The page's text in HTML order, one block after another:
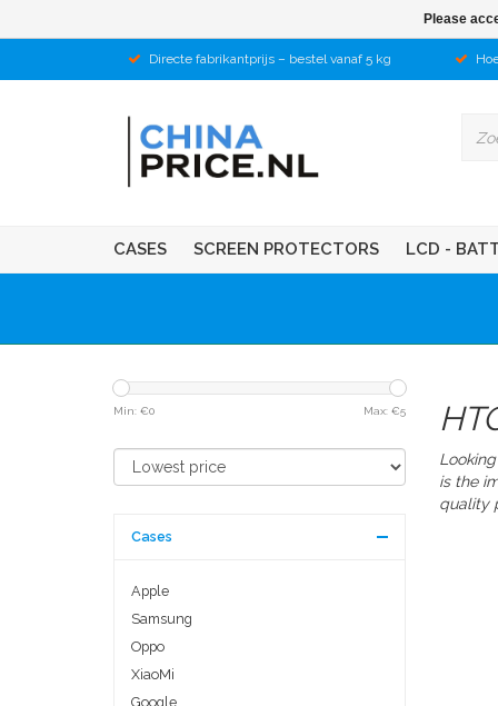
Directe fabrikantprijs – bestel vanaf 5 kg
CASES SCREEN PROTECTORS LCD -
Min: €0 Max: €5
Cases
Apple
Samsung
Oppo
XiaoMi
Google
is the
quality
Please